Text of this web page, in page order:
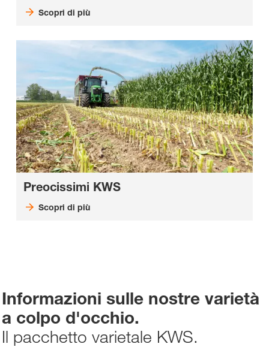
Scopri di più
Preocissimi KWS
Scopri di più
Informazioni sulle nostre varietà
a colpo d'occhio.
Il pacchetto varietale KWS.